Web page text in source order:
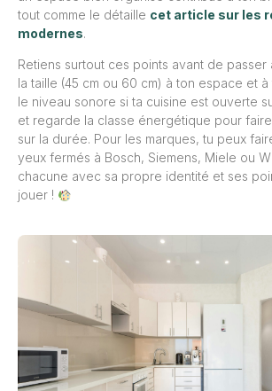
tout comme le détaille cet article sur les
modernes.
Retiens surtout ces points avant de passer
la taille (45 cm ou 60 cm) à ton espace et
le niveau sonore si ta cuisine est ouverte
et regarde la classe énergétique pour
sur la durée. Pour les marques, tu peux
yeux fermés à Bosch, Siemens, Miele ou
chacune avec sa propre identité et ses
jouer !